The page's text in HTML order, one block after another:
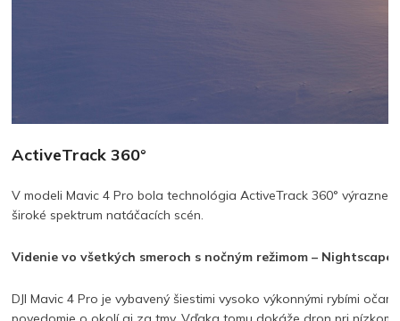
ActiveTrack 360°
V modeli Mavic 4 Pro bola technológia ActiveTrack 360°
široké spektrum natáčacích scén.
Videnie vo všetkých smeroch s nočným režimom –
DJI Mavic 4 Pro je vybavený šiestimi vysoko výkonnými rybími